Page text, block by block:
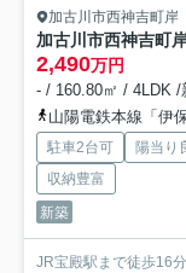
加古川市西神吉町岸
加古川市西神吉町
2,490万円
- / 160.80㎡ / 4LDK /
山陽電鉄本線「伊
駐車2台可 陽当り
収納豊富
新築
JR宝殿駅まで徒歩16